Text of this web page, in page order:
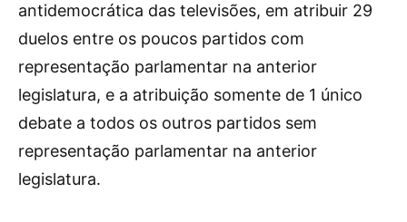
antidemocrática das televisões, em atribuir 29
duelos entre os poucos partidos com
representação parlamentar na anterior
legislatura, e a atribuição somente de 1 único
debate a todos os outros partidos sem
representação parlamentar na anterior
legislatura.